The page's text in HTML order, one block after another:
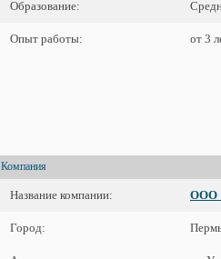
Образование:
Опыт работы: от 3
Компания
Название компании: ООО
Город: